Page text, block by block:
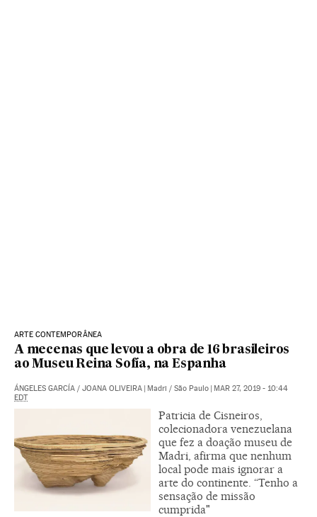
ARTE CONTEMPORÂNEA
A mecenas que levou a obra de 16 brasileiros
ao Museu Reina Sofía, na Espanha
ÁNGELES GARCÍA / JOANA OLIVEIRA | Madri / São Paulo | MAR 27, 2019 - 10:44
EDT
Patricia de Cisneiros,
colecionadora venezuelana
que fez a doação museu de
Madri, afirma que nenhum
local pode mais ignorar a
arte do continente. “Tenho a
sensação de missão
cumprida"